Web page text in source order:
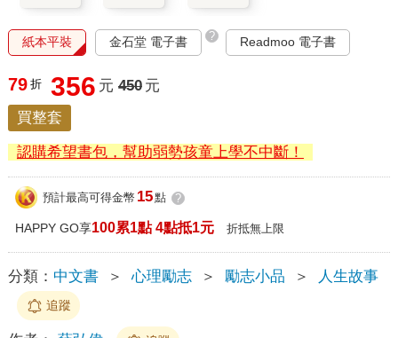
紙本平裝 金石堂 電子書 ? Readmoo 電子書
79 折 356 元 450 元
買整套
認購希望書包，幫助弱勢孩童上學不中斷！
預計最高可得金幣 15點 ?
HAPPY GO享100累1點 4點抵1元 折抵無上限
分類： 中文書 ＞ 心理勵志 ＞ 勵志小品 ＞ 人生故事
追蹤